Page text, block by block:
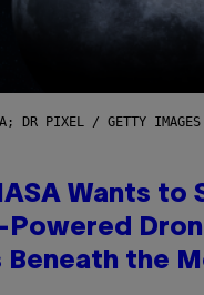
DR PIXEL / GETTY IMAGES
Wants to
Powered
Beneath the